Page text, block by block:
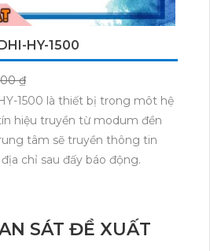
HY-1500
₫
1500 là thiết bị trong môt hệ
hiệu truyền từ modum đền
tâm sẽ truyền thông tin
chỉ sau đấy báo động.
SÁT ĐỀ XUẤT